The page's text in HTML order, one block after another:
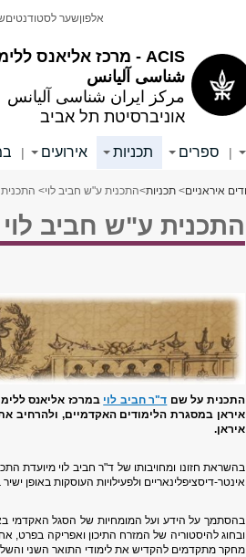
ACIS - מרכז אליאנס ללימודים איראניים
شناسی آلیانس
مرکز ایران شناسی آلیانس
אוניברסיטת תל אביב
אלפוןשער לסטודנטים
| ספרים תכניות אירועים |
> תכניות>התכנית ע"ש חביב לוי> התכנית
התכנית ע"ש חביב לוי
התכנית על שם ד"ר חביב לוי במרכז אליאנס
איראן במסגרת הלימודים האקדמיים, ולהרחיב
איראן.
בהשראת חזונו ומחויבותו של ד"ר חביב לוי מיועדת
אינטר-דיסציפלינאריים ולפעילויות העוסקות באופן
בהסתמך על הידע ועל המומחיות של הסגל האקדמי
ובחוג להיסטוריה של המזרח התיכון ואפריקה בפרט,
מחקר מתקדמים להקדיש את לימודי התואר השני